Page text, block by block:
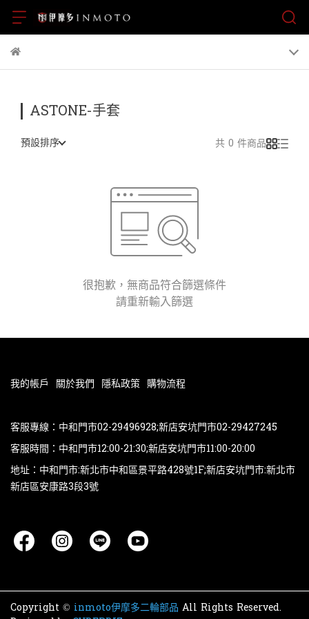
ASTONE-手套
預設排序 共 0 件商品
很抱歉，無商品符合篩選條件
請重新輸入篩選
我的帳戶 關於我們 隱私政策 購物流程
客服專線：中和門市02-29496928;新店安坑門市02-29427245
客服時間：中和門市12:00-21:30;新店安坑門市11:00-20:00
地址：中和門市:新北市中和區景平路428號1F;新店安坑門市:新北市
新店區安康路3段3號
Copyright © inmoto伊摩多二輪部品 All Rights Reserved.